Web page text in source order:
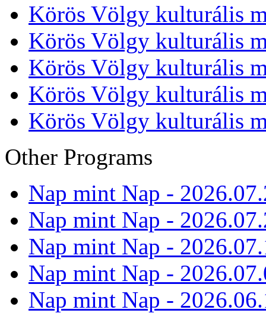
Körös Völgy kulturális
Körös Völgy kulturális
Körös Völgy kulturális
Körös Völgy kulturális
Körös Völgy kulturális
Other Programs
Nap mint Nap -
Nap mint Nap -
Nap mint Nap -
Nap mint Nap -
Nap mint Nap -